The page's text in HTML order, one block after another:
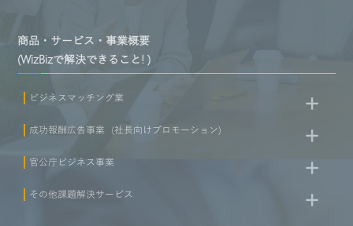
商品・サービス・事業概要
(WizBizで解決できること! )
ビジネスマッチング業
成功報酬広告事業（社長向けプロモーション）
官公庁ビジネス事業
その他課題解決サービス